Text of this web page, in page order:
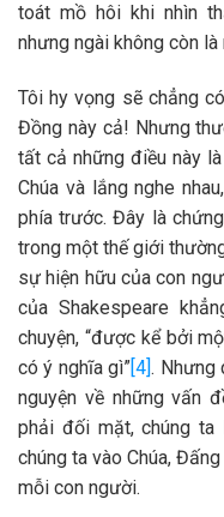
toát mồ hôi khi nhìn
nhưng ngài không còn
Tôi hy vọng sẽ chẳng
Đồng này cả! Nhưng
tất cả những điều này
Chúa và lắng nghe
phía trước. Đây là
trong một thế giới
sự hiện hữu của con
của Shakespeare
chuyện, “được kể bởi
có ý nghĩa gì”[4]. Nhưng
nguyện về những vấn
phải đối mặt, chúng ta
chúng ta vào Chúa,
mỗi con người.